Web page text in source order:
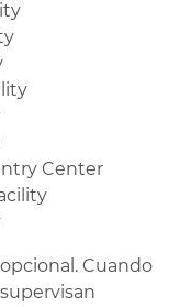
Center
Cuando